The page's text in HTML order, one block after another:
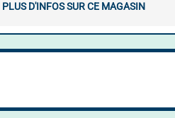
PLUS D'INFOS SUR CE MAGASIN